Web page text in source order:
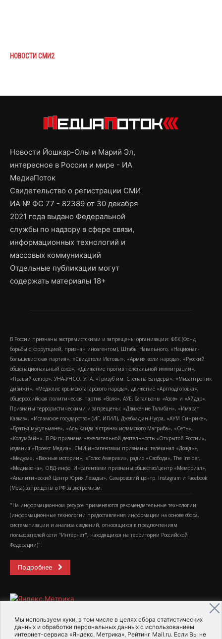
Мы используем куки, в том числе в целях сбора статистических
данных и обработки персональных данных с использованием
интернет-сервиса «Яндекс. Метрика», Рейтинг Mail.ru. Если Вы не
НОВОСТИ СМИ2
Новости Йошкар-Олы и Марий Эл,
интересное в России и мире - ИА
МедиаПоток
Свидетельство о регистрации СМИ
ИА № ФС 77 - 82389 от 30 декабря
2021 года выдано Федеральной
службы по надзору в сфере связи,
информационных технологий и
массовых коммуникаций
Отдельные публикации могут
содержать материалы 18+
В России признаны экстремистскими и запрещены организации: ФБК (Фонд
борьбы с коррупцией, признан иноагентом), Штабы Навального, «Национал-
большевистская партия», «Свидетели Иеговы», «Армия воли народа», «Русский
общенациональный союз», «Движение против нелегальной иммиграции»,
«Правый сектор», УНА-УНСО, УПА, «Тризуб им. Степана Бандеры», «Мизантропик
дивижн», «Меджлис крымскотатарского народа», движение «Артподготовка»,
общероссийская политическая партия «Воля», АУЕ, батальоны «Азов» и «Айдар».
Признаны террористическими и запрещены: «Движение Талибан», «Имарат
Кавказ», «Исламское государство» (ИГ, ИГИЛ), Джебхад-ан-Нусра, «АУМ Синрике»,
«Братья-мусульмане», «Аль-Каида в странах исламского Магриба», «Сеть»,
«Колумбайн». В РФ признана нежелательной деятельность «Открытой России»,
издания «Проект Медиа». СМИ-иноагентами признаны: телеканал «Дождь»,
«Медуза», «Важные истории», «Голос Америки», радио «Свобода», The Insider,
«Медиазона», ОВД-инфо. Иноагентами признаны общество/центр «Мемориал»,
«Аналитический Центр Юрия Левады», Сахаровский центр. Instagram и Facebook
(Metа) запрещены в РФ за экстремизм.
"На информационном ресурсе применяются рекомендательные технологии
(информационные технологии предоставления информации на основе сбора,
систематизации и анализа сведений, относящихся к предпочтениям
пользователей сети "Интернет", находящихся на территории Российской
Федерации)".
Подробнее